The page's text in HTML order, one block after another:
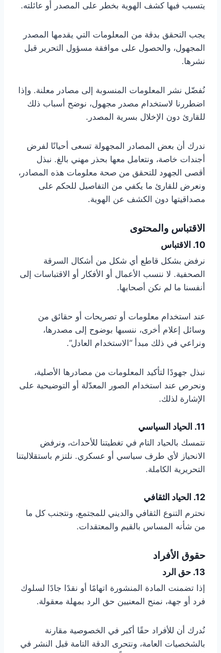
يتسبب فيها كشف الهوية بخطر على المصدر أو عائلته.
يجب التحقق بدقة من المعلومات التي يقدمها المصدر
المجهول، والحصول على موافقة مسؤول التحرير قبل
نشرها.
نُفضّل نشر المعلومات المنسوبة إلى مصادر معلنة. وإذا
اضطررنا لاستخدام مصدر مجهول، نوضح أسباب ذلك
للقارئ دون الإخلال بسرية المصدر.
ندرك أن بعض المصادر المجهولة تسعى أحيانًا لفرض
أجندات خاصة، ونتعامل معها بحذر مهني بالغ. نبذل
أقصى الجهود للتحقق من صحة معلومات هذه المصادر،
ونعرض للقارئ ما يكفي من التفاصيل للحكم على
مصداقيتها دون الكشف عن الهوية.
الاقتباس والمحتوى
10. الاقتباس
نرفض بشكل قاطع أي شكل من أشكال السرقة
الصحفية. لا ننسب الأعمال أو الأفكار أو الاقتباسات إلى
أنفسنا ما لم نكن أصحابها.
عند استخدام معلومات أو تصريحات أو حقائق من
وسائل إعلام أخرى، ننسبها بوضوح إلى مصدرها،
ونراعي في ذلك مبدأ “الاستخدام العادل”.
نبذل جهودًا لتأكيد المعلومات من مصادرها الأصلية،
ونحرص عند استخدام الصور المعدّلة أو التوضيحية على
الإشارة لذلك.
11. الحياد السياسي
نتمسك بالحياد التام في تغطيتنا للأحداث، ونرفض
الانحياز لأي طرف سياسي أو عسكري. نلتزم باستقلاليتنا
التحريرية الكاملة.
12. الحياد الثقافي
نحترم التنوع الثقافي والديني للمجتمع، ونتجنب كل ما
من شأنه المساس بالقيم والمعتقدات.
حقوق الأفراد
13. حق الرد
إذا تضمنت المادة المنشورة اتهامًا أو نقدًا جادًا لسلوك
فرد أو جهة، نمنح المعنيين حق الرد بمهلة معقولة.
نُدرك أن للأفراد حقًا أكبر في الخصوصية مقارنة
بالشخصيات العامة، ونتحرى الدقة التامة قبل النشر في